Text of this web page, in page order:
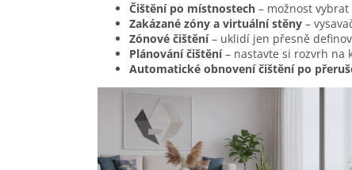
Čištění po místnostech – možnost
Zakázané zóny a virtuální stěny –
Zónové čištění – uklidí jen přesně
Plánování čištění – nastavte si rozvrh na
Automatické obnovení čištění po